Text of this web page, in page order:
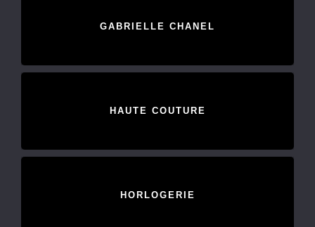
GABRIELLE CHANEL
HAUTE COUTURE
HORLOGERIE